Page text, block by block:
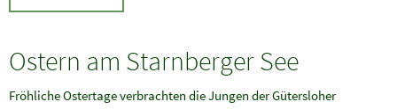
Ostern am Starnberger See
Fröhliche Ostertage verbrachten die Jungen der Gütersloher